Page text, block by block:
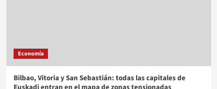
Economía
Bilbao, Vitoria y San Sebastián: todas las capitales de